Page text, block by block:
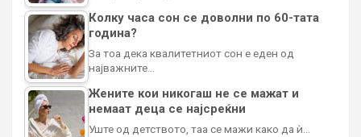
Колку часа сон се доволни по 60-тата
година?
За тоа дека квалитетниот сон е еден од
најважните…
Жените кои никогаш не се мажат и
немаат деца се најсреќни
Уште од детството, таа се мажи како да ѝ…